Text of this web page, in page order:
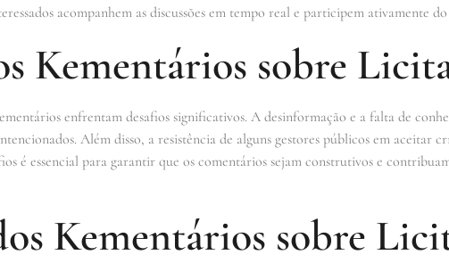
acompanhem as discussões em tempo real e participem ativamente
Kementários sobre
enfrentam desafios significativos. A desinformação e a falta de
Além disso, a resistência de alguns gestores públicos em aceitar
é essencial para garantir que os comentários sejam construtivos e
Kementários sobre